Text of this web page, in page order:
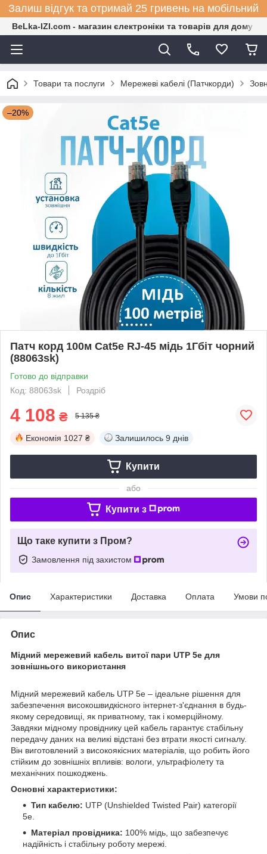
Залиш відгук та отримай 25 гривень на мобільний
BeLka-IZI.com - магазин єлектроніки та товарів для дому
Товари та послуги Мережеві кабелі (Патчкорди)
–20%
Патч корд 100м Cat5e RJ-45 мідь 1Гбіт чорний
(88063sk)
Готово до відправки
Код: 88063sk
Роздріб
4 108 ₴ 5 135 ₴
Економія 1027 ₴ Залишилось 9 днів
Купити
або
Купити з
Що таке купити з Пром?
Замовлення під захистом
Опис Характеристики Доставка Оплата Умови
Опис
Мідний мережевий кабель витої пари UTP 5e для
зовнішнього використання
Мідний мережевий кабель UTP 5e – ідеальне рішення для
забезпечення високошвидкісного інтернет-з'єднання в будь-
якому середовищі, як приватному, так і комерційному.
Завдяки мідному провіднику цей кабель гарантує стабільну
передачу даних на великі відстані без втрати якості сигналу.
Він виготовлений з високоякісних матеріалів, що робить його
стійким до зовнішніх впливів: вологи, ультрафіолету та
механічних пошкоджень.
Основні характеристики:
Тип кабелю: UTP (Unshielded Twisted Pair) категорії
5e.
Матеріал провідника: 100% мідь, що забезпечує
надійність і стабільну роботу мережі.